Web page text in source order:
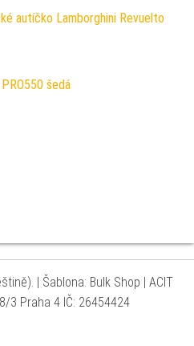
autíčko Lamborghini Revuelto
šedá
| Šablona: Bulk Shop | ACIT
3 Praha 4 IČ: 26454424